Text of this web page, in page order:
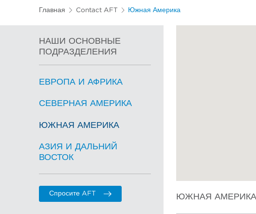
Главная Contact AFT Южная Америка
НАШИ ОСНОВНЫЕ
ПОДРАЗДЕЛЕНИЯ
ЕВРОПА И АФРИКА
СЕВЕРНАЯ АМЕРИКА
ЮЖНАЯ АМЕРИКА
АЗИЯ И ДАЛЬНИЙ
ВОСТОК
Спросите AFT ЮЖНАЯ АМЕРИКА